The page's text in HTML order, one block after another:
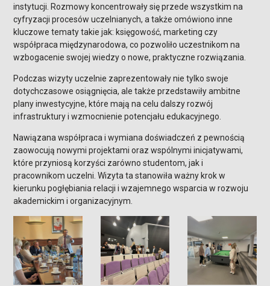
instytucji. Rozmowy koncentrowały się przede wszystkim na
cyfryzacji procesów uczelnianych, a także omówiono inne
kluczowe tematy takie jak: księgowość, marketing czy
współpraca międzynarodowa, co pozwoliło uczestnikom na
wzbogacenie swojej wiedzy o nowe, praktyczne rozwiązania.
Podczas wizyty uczelnie zaprezentowały nie tylko swoje
dotychczasowe osiągnięcia, ale także przedstawiły ambitne
plany inwestycyjne, które mają na celu dalszy rozwój
infrastruktury i wzmocnienie potencjału edukacyjnego.
Nawiązana współpraca i wymiana doświadczeń z pewnością
zaowocują nowymi projektami oraz wspólnymi inicjatywami,
które przyniosą korzyści zarówno studentom, jak i
pracownikom uczelni. Wizyta ta stanowiła ważny krok w
kierunku pogłębiania relacji i wzajemnego wsparcia w rozwoju
akademickim i organizacyjnym.